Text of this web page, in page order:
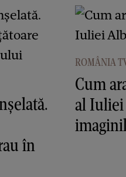
în
ROMÂNIA
Cum
al Iuliei